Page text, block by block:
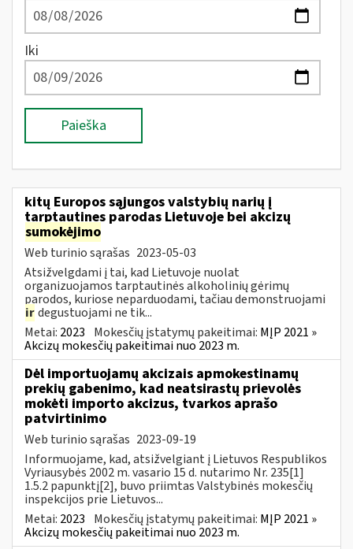
Iki
Paieška
kitų Europos sąjungos valstybių narių į
tarptautines parodas Lietuvoje bei akcizų
sumokėjimo
Web turinio sąrašas 2023-05-03
Atsižvelgdami į tai, kad Lietuvoje nuolat
organizuojamos tarptautinės alkoholinių gėrimų
parodos, kuriose neparduodami, tačiau demonstruojami
irdegustuojami ne tik...
Metai: 2023 Mokesčių įstatymų pakeitimai: MĮP 2021 »
Akcizų mokesčių pakeitimai nuo 2023 m.
Dėl importuojamų akcizais apmokestinamų
prekių gabenimo, kad neatsirastų prievolės
mokėti importo akcizus, tvarkos aprašo
patvirtinimo
Web turinio sąrašas 2023-09-19
Informuojame, kad, atsižvelgiant į Lietuvos Respublikos
Vyriausybės 2002 m. vasario 15 d. nutarimo Nr. 235[1]
1.5.2 papunktį[2], buvo priimtas Valstybinės mokesčių
inspekcijos prie Lietuvos...
Metai: 2023 Mokesčių įstatymų pakeitimai: MĮP 2021 »
Akcizų mokesčių pakeitimai nuo 2023 m.